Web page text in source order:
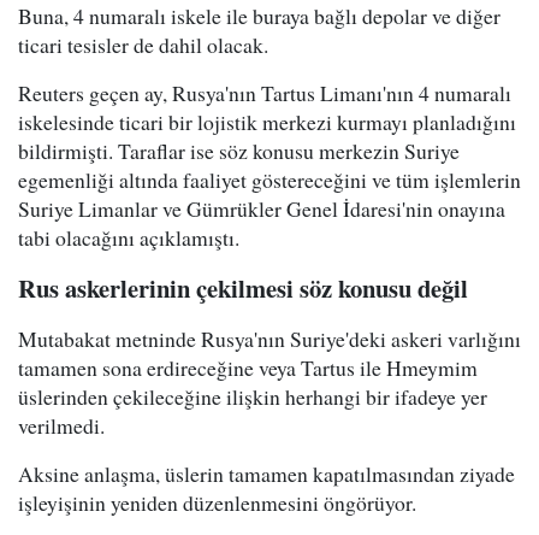
Buna, 4 numaralı iskele ile buraya bağlı depolar ve diğer
ticari tesisler de dahil olacak.
Reuters geçen ay, Rusya'nın Tartus Limanı'nın 4 numaralı
iskelesinde ticari bir lojistik merkezi kurmayı planladığını
bildirmişti. Taraflar ise söz konusu merkezin Suriye
egemenliği altında faaliyet göstereceğini ve tüm işlemlerin
Suriye Limanlar ve Gümrükler Genel İdaresi'nin onayına
tabi olacağını açıklamıştı.
Rus askerlerinin çekilmesi söz konusu değil
Mutabakat metninde Rusya'nın Suriye'deki askeri varlığını
tamamen sona erdireceğine veya Tartus ile Hmeymim
üslerinden çekileceğine ilişkin herhangi bir ifadeye yer
verilmedi.
Aksine anlaşma, üslerin tamamen kapatılmasından ziyade
işleyişinin yeniden düzenlenmesini öngörüyor.